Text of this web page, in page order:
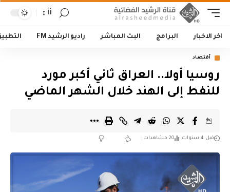
أأ
اخر الاخبار البرامج البث المباشر راديو الرشيد FM
أقتصاد
روسيا أولا.. العراق ثاني أكبر مورد
للنفط إلى الهند خلال الشهر الماضي
قبل 4 سنوات 20 مشاهدات